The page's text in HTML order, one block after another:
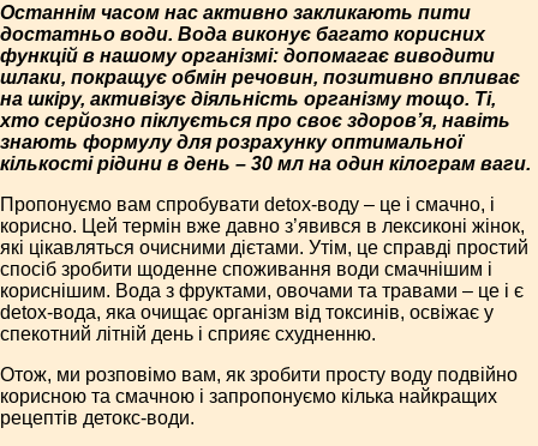
Останнім часом нас активно закликають пити
достатньо води. Вода виконує багато корисних
функцій в нашому організмі: допомагає виводити
шлаки, покращує обмін речовин, позитивно впливає
на шкіру, активізує діяльність організму тощо. Ті,
хто серйозно піклується про своє здоров’я, навіть
знають формулу для розрахунку оптимальної
кількості рідини в день – 30 мл на один кілограм ваги.
Пропонуємо вам спробувати detox-воду – це і смачно, і
корисно. Цей термін вже давно з’явився в лексиконі жінок,
які цікавляться очисними дієтами. Утім, це справді простий
спосіб зробити щоденне споживання води смачнішим і
кориснішим. Вода з фруктами, овочами та травами – це і є
detox-вода, яка очищає організм від токсинів, освіжає у
спекотний літній день і сприяє схудненню.
Отож, ми розповімо вам, як зробити просту воду подвійно
корисною та смачною і запропонуємо кілька найкращих
рецептів детокс-води.